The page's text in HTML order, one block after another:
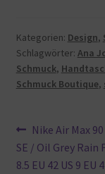
Kategorien: Design,
Schlagwörter: Ana
Schmuck,
Schmuck Boutique,
Vorheriger
Beitrag:
Nike Air Max
SE / Oil Grey Rain
8.5 EU 42 US 9 EU